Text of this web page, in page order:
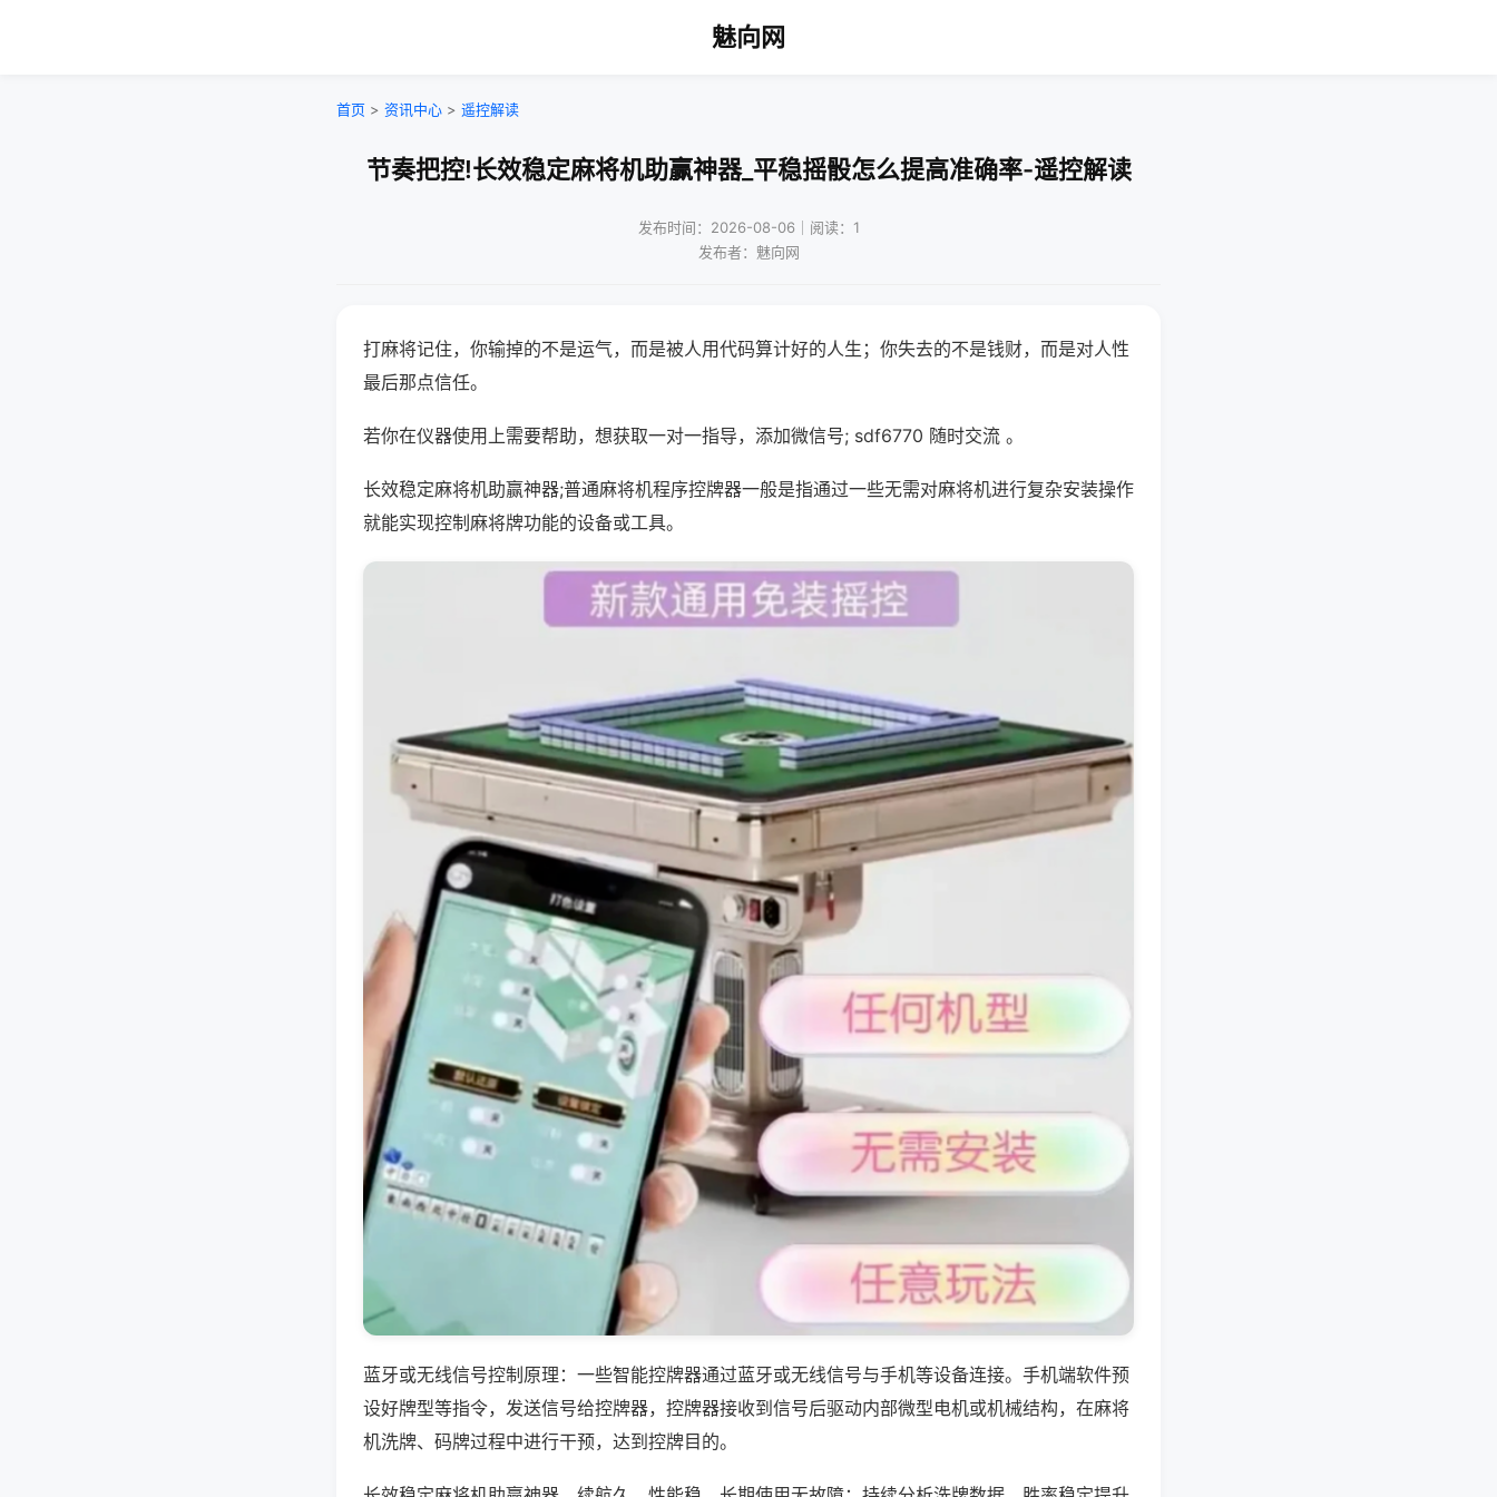
魅向网
首页 > 资讯中心 > 遥控解读
节奏把控!长效稳定麻将机助赢神器_平稳摇骰怎么提高准确率-遥控解读
发布时间：2026-08-06｜阅读：1
发布者：魅向网
打麻将记住，你输掉的不是运气，而是被人用代码算计好的人生；你失去的不是钱财，而是对人性
最后那点信任。
若你在仪器使用上需要帮助，想获取一对一指导，添加微信号; sdf6770 随时交流 。
长效稳定麻将机助赢神器;普通麻将机程序控牌器一般是指通过一些无需对麻将机进行复杂安装操作
就能实现控制麻将牌功能的设备或工具。
蓝牙或无线信号控制原理：一些智能控牌器通过蓝牙或无线信号与手机等设备连接。手机端软件预
设好牌型等指令，发送信号给控牌器，控牌器接收到信号后驱动内部微型电机或机械结构，在麻将
机洗牌、码牌过程中进行干预，达到控牌目的。